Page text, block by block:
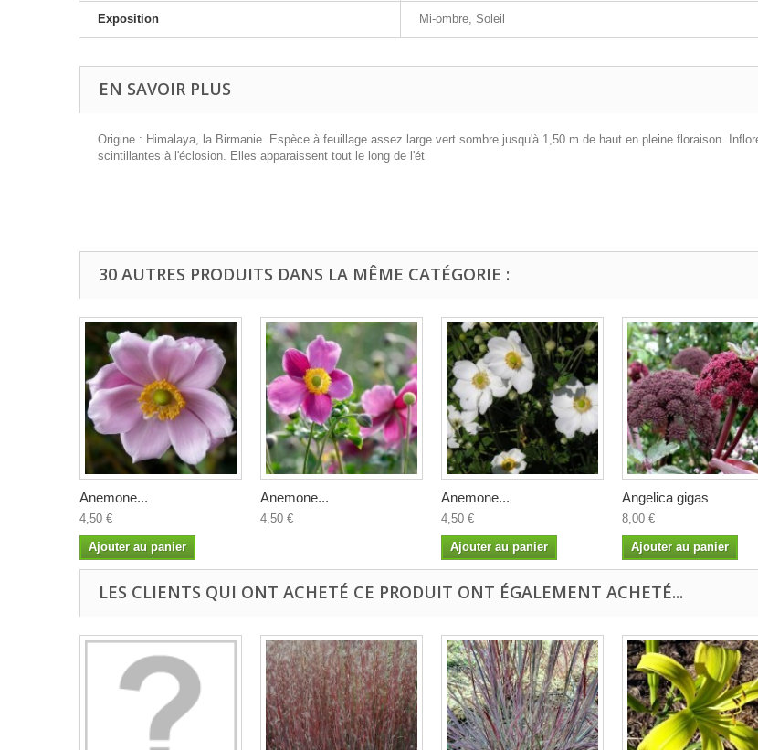
Exposition Mi-ombre, Soleil
EN SAVOIR PLUS
Origine : Himalaya, la Birmanie. Espèce à feuillage assez large vert sombre jusqu'à 1,50 m de haut en pleine floraison.
scintillantes à l'éclosion. Elles apparaissent tout le long de l'ét
30 AUTRES PRODUITS DANS LA MÊME CATÉGORIE :
Anemone...
4,50 €
Ajouter au panier
Anemone...
4,50 €
Anemone...
4,50 €
Ajouter au panier
Angelica gigas
8,00 €
Ajouter au panier
LES CLIENTS QUI ONT ACHETÉ CE PRODUIT ONT ÉGALEMENT ACHETÉ...